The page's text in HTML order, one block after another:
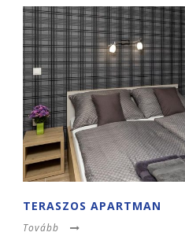
TERASZOS APARTMAN
Tovább